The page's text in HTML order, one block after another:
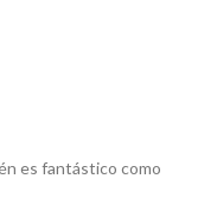
es fantástico como